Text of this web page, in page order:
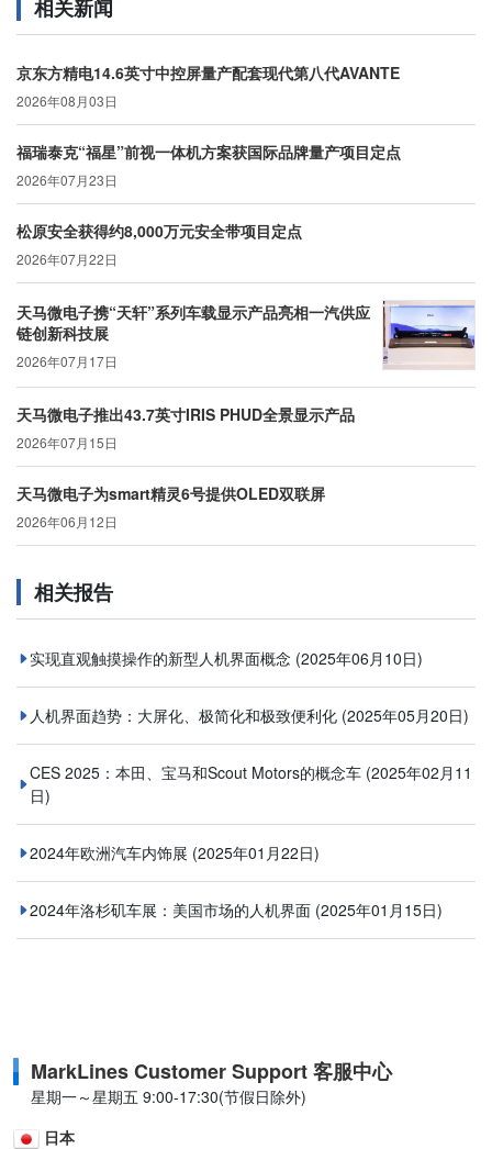
相关新闻
京东方精电14.6英寸中控屏量产配套现代第八代AVANTE
2026年08月03日
福瑞泰克“福星”前视一体机方案获国际品牌量产项目定点
2026年07月23日
松原安全获得约8,000万元安全带项目定点
2026年07月22日
天马微电子携“天轩”系列车载显示产品亮相一汽供应
链创新科技展
2026年07月17日
天马微电子推出43.7英寸IRIS PHUD全景显示产品
2026年07月15日
天马微电子为smart精灵6号提供OLED双联屏
2026年06月12日
相关报告
实现直观触摸操作的新型人机界面概念 (2025年06月10日)
人机界面趋势：大屏化、极简化和极致便利化 (2025年05月20日)
CES 2025：本田、宝马和Scout Motors的概念车 (2025年02月11
日)
2024年欧洲汽车内饰展 (2025年01月22日)
2024年洛杉矶车展：美国市场的人机界面 (2025年01月15日)
MarkLines Customer Support 客服中心
星期一～星期五 9:00-17:30(节假日除外)
日本